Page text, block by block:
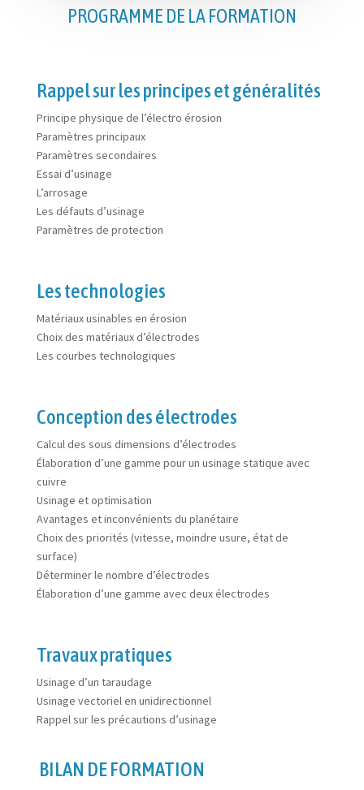
PROGRAMME DE LA FORMATION
Rappel sur les principes et généralités
Principe physique de l’électro érosion
Paramètres principaux
Paramètres secondaires
Essai d’usinage
L’arrosage
Les défauts d’usinage
Paramètres de protection
Les technologies
Matériaux usinables en érosion
Choix des matériaux d’électrodes
Les courbes technologiques
Conception des électrodes
Calcul des sous dimensions d’électrodes
Élaboration d’une gamme pour un usinage statique avec
cuivre
Usinage et optimisation
Avantages et inconvénients du planétaire
Choix des priorités (vitesse, moindre usure, état de
surface)
Déterminer le nombre d’électrodes
Élaboration d’une gamme avec deux électrodes
Travaux pratiques
Usinage d’un taraudage
Usinage vectoriel en unidirectionnel
Rappel sur les précautions d’usinage
BILAN DE FORMATION